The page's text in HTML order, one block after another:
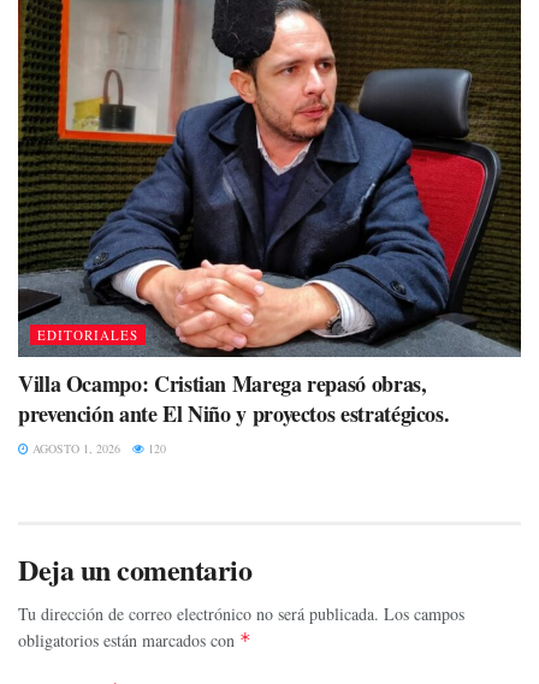
EDITORIALES
Villa Ocampo: Cristian Marega repasó obras,
prevención ante El Niño y proyectos estratégicos.
AGOSTO 1, 2026 120
Deja un comentario
Tu dirección de correo electrónico no será publicada. Los campos
obligatorios están marcados con *